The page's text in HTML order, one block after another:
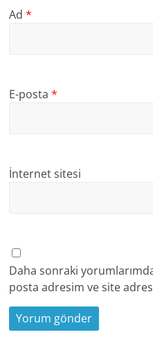
Ad*
E-posta*
İnternet sitesi
Daha sonraki
posta adresim ve site